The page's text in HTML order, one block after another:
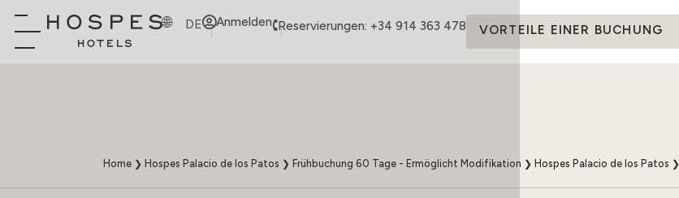
DE Anmelden Reservierungen: +34 914 363 478 VORTEILE EINER BUCHUNG
Home ❯ Hospes Palacio de los Patos ❯ Frühbuchung 60 Tage - Ermöglicht Modifikation ❯ Hospes Palacio de los Patos ❯